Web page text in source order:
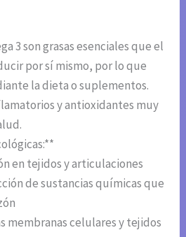
3 son grasas esenciales que el
por sí mismo, por lo que
la dieta o suplementos.
y antioxidantes muy
en tejidos y articulaciones
de sustancias químicas que
membranas celulares y tejidos